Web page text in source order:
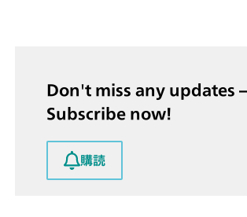
Don't miss any updates –
Subscribe now!
購読